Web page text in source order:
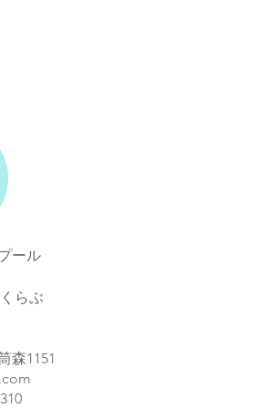
ール
らぶ
森1151